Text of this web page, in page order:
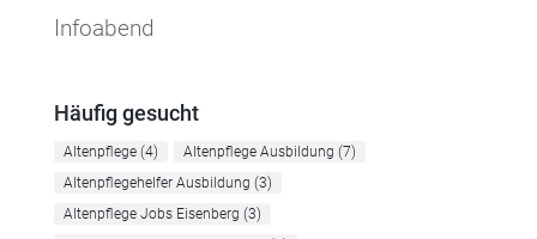
Infoabend
Häufig gesucht
Altenpflege(4) Altenpflege Ausbildung (7)
Altenpflegehelfer Ausbildung (3)
Altenpflege Jobs Eisenberg (3)